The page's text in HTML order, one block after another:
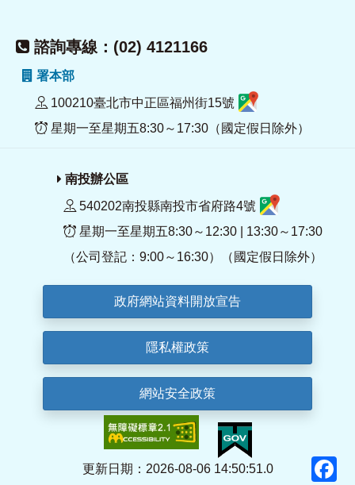
諮詢專線：(02) 4121166
署本部
100210臺北市中正區福州街15號
星期一至星期五8:30～17:30（國定假日除外）
南投辦公區
540202南投縣南投市省府路4號
星期一至星期五8:30～12:30 | 13:30～17:30
（公司登記：9:00～16:30）（國定假日除外）
政府網站資料開放宣告
隱私權政策
網站安全政策
更新日期：2026-08-06 14:50:51.0